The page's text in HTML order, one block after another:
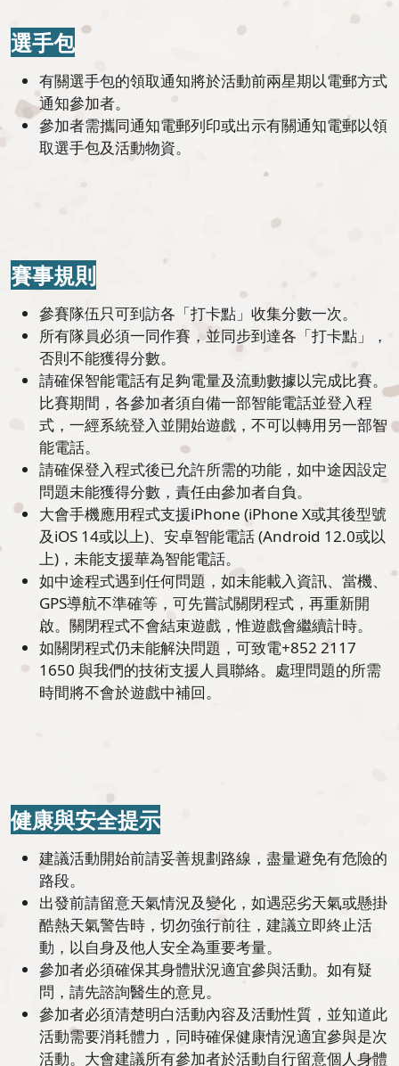
選手包
有關選手包的領取通知將於活動前兩星期以電郵方式
通知參加者。
參加者需攜同通知電郵列印或出示有關通知電郵以領
取選手包及活動物資。
賽事規則
參賽隊伍只可到訪各「打卡點」收集分數一次。
所有隊員必須一同作賽，並同步到達各「打卡點」，
否則不能獲得分數。
請確保智能電話有足夠電量及流動數據以完成比賽。
比賽期間，各參加者須自備一部智能電話並登入程
式，一經系統登入並開始遊戲，不可以轉用另一部智
能電話。
請確保登入程式後已允許所需的功能，如中途因設定
問題未能獲得分數，責任由參加者自負。
大會手機應用程式支援iPhone (iPhone X或其後型號
及iOS 14或以上)、安卓智能電話 (Android 12.0或以
上)，未能支援華為智能電話。
如中途程式遇到任何問題，如未能載入資訊、當機、
GPS導航不準確等，可先嘗試關閉程式，再重新開
啟。關閉程式不會結束遊戲，惟遊戲會繼續計時。
如關閉程式仍未能解決問題，可致電+852 2117
1650 與我們的技術支援人員聯絡。處理問題的所需
時間將不會於遊戲中補回。
健康與安全提示
建議活動開始前請妥善規劃路線，盡量避免有危險的
路段。
出發前請留意天氣情況及變化，如遇惡劣天氣或懸掛
酷熱天氣警告時，切勿強行前往，建議立即終止活
動，以自身及他人安全為重要考量。
參加者必須確保其身體狀況適宜參與活動。如有疑
問，請先諮詢醫生的意見。
參加者必須清楚明白活動內容及活動性質，並知道此
活動需要消耗體力，同時確保健康情況適宜參與是次
活動。大會建議所有參加者於活動自行留意個人身體